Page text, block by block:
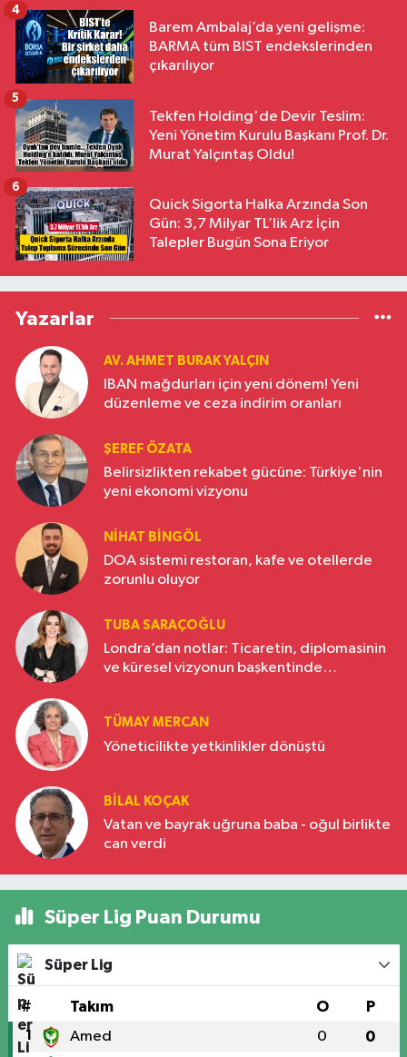
Barem Ambalaj’da yeni gelişme:
BARMA tüm BIST endekslerinden
çıkarılıyor
4
Tekfen Holding'de Devir Teslim:
Yeni Yönetim Kurulu Başkanı Prof. Dr.
Murat Yalçıntaş Oldu!
5
Quick Sigorta Halka Arzında Son
Gün: 3,7 Milyar TL’lik Arz İçin
Talepler Bugün Sona Eriyor
6
Yazarlar
AV. AHMET BURAK YALÇIN
IBAN mağdurları için yeni dönem! Yeni
düzenleme ve ceza indirim oranları
ŞEREF ÖZATA
Belirsizlikten rekabet gücüne: Türkiye'nin
yeni ekonomi vizyonu
NIHAT BINGÖL
DOA sistemi restoran, kafe ve otellerde
zorunlu oluyor
TUBA SARAÇOĞLU
Londra’dan notlar: Ticaretin, diplomasinin
ve küresel vizyonun başkentinde
TÜMAY MERCAN
Yöneticilikte yetkinlikler dönüştü
BILAL KOÇAK
Vatan ve bayrak uğruna baba - oğul birlikte
can verdi
Süper Lig Puan Durumu
Süper Lig
# Takım O P
1 Amed 0 0